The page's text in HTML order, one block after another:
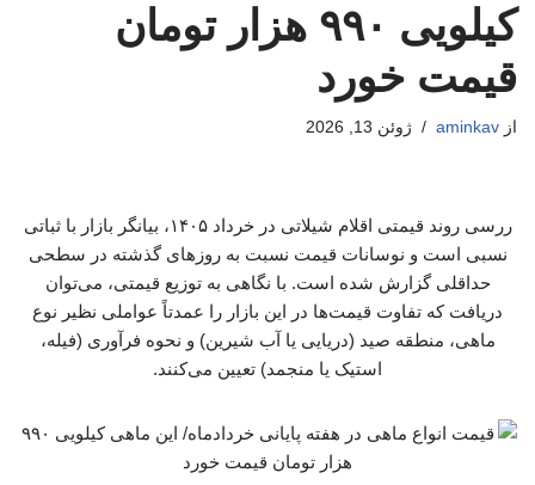
کیلویی ۹۹۰ هزار تومان
قیمت خورد
از aminkav ژوئن 13, 2026
ررسی روند قیمتی اقلام شیلاتی در خرداد ۱۴۰۵، بیانگر بازار با ثباتی
نسبی است و نوسانات قیمت نسبت به روزهای گذشته در سطحی
حداقلی گزارش شده است. با نگاهی به توزیع قیمتی، می‌توان
دریافت که تفاوت قیمت‌ها در این بازار را عمدتاً عواملی نظیر نوع
ماهی، منطقه صید (دریایی یا آب شیرین) و نحوه فرآوری (فیله،
استیک یا منجمد) تعیین می‌کنند.